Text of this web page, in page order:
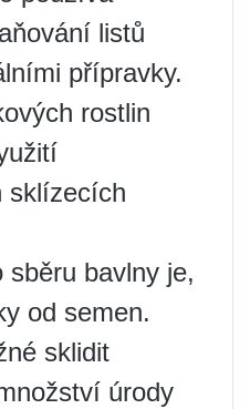
listů
přípravky.
rostlin
sklízecích
bavlny je,
od semen.
sklidit
úrody